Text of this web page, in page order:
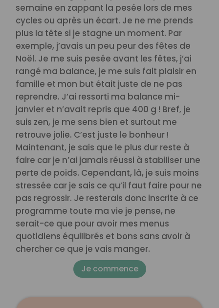
semaine en zappant la pesée lors de mes
cycles ou après un écart. Je ne me prends
plus la tête si je stagne un moment. Par
exemple, j’avais un peu peur des fêtes de
Noël. Je me suis pesée avant les fêtes, j’ai
rangé ma balance, je me suis fait plaisir en
famille et mon but était juste de ne pas
reprendre. J’ai ressorti ma balance mi-
janvier et n’avait repris que 400 g ! Bref, je
suis zen, je me sens bien et surtout me
retrouve jolie. C’est juste le bonheur !
Maintenant, je sais que le plus dur reste à
faire car je n’ai jamais réussi à stabiliser une
perte de poids. Cependant, là, je suis moins
stressée car je sais ce qu’il faut faire pour ne
pas regrossir. Je resterais donc inscrite à ce
programme toute ma vie je pense, ne
serait-ce que pour avoir mes menus
quotidiens équilibrés et bons sans avoir à
chercher ce que je vais manger.
Je commence